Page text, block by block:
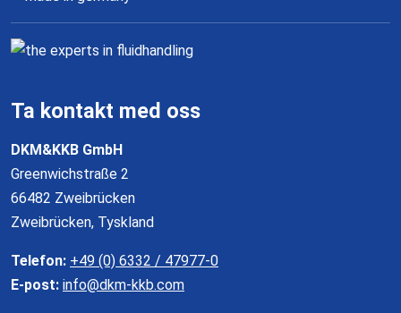
Ta kontakt med oss
DKM&KKB GmbH
Greenwichstraße 2
66482 Zweibrücken
Zweibrücken, Tyskland
Telefon: +49 (0) 6332 / 47977-0
E-post: info@dkm-kkb.com